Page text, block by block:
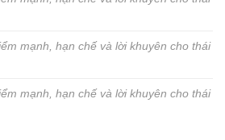
mạnh, hạn chế và lời khuyên cho thái
mạnh, hạn chế và lời khuyên cho thái